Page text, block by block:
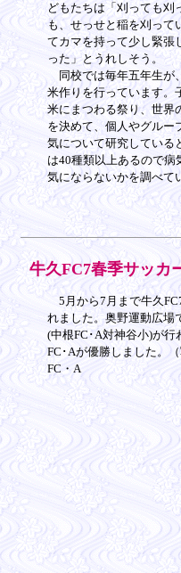
どもたちは「刈っても刈
も、せっせと稲を刈って
てカマを持って少し緊張
った」とうれしそう。
同校では毎年五年生が
米作りを行っています。
米にまつわる祭り、世界
を決めて、個人やグルー
気について研究している
は40種類以上あるので病
気にならないかを調べて
牛久FC7春季サッカ
5月から7月まで牛久
れました。奥野運動広場
(中根FC･A対神谷小)が行
FC･Aが優勝しました。
FC・A